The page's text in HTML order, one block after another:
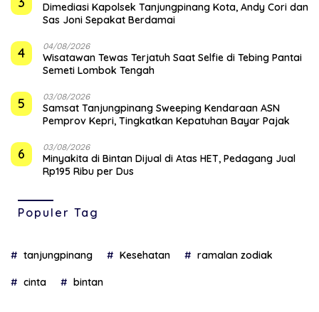
Dimediasi Kapolsek Tanjungpinang Kota, Andy Cori dan
Sas Joni Sepakat Berdamai
4 04/08/2026
Wisatawan Tewas Terjatuh Saat Selfie di Tebing Pantai
Semeti Lombok Tengah
5 03/08/2026
Samsat Tanjungpinang Sweeping Kendaraan ASN
Pemprov Kepri, Tingkatkan Kepatuhan Bayar Pajak
6 03/08/2026
Minyakita di Bintan Dijual di Atas HET, Pedagang Jual
Rp195 Ribu per Dus
Populer Tag
tanjungpinang Kesehatan ramalan zodiak
cinta bintan